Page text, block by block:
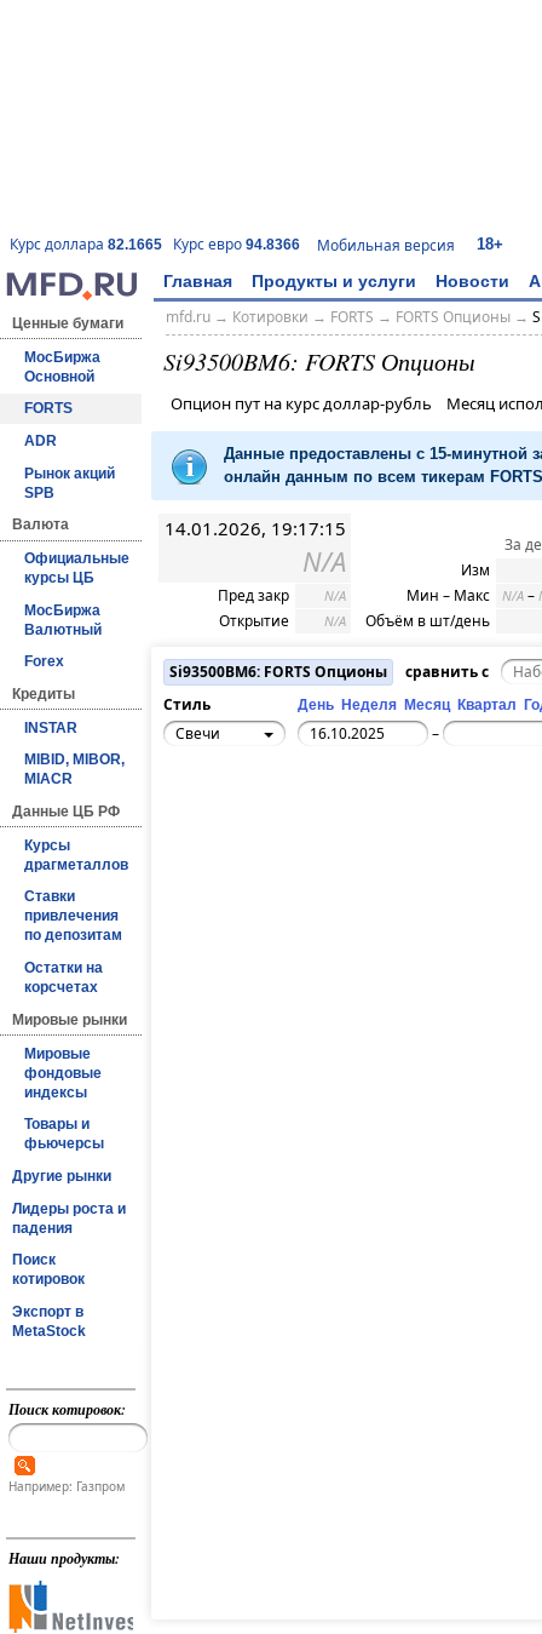
Курс доллара 82.1665 Курс евро 94.8366 Мобильная версия 18+
Главная Продукты и услуги Новости
Ценные бумаги
МосБиржа
Основной
FORTS
ADR
Рынок акций
SPB
Валюта
Официальные
курсы ЦБ
МосБиржа
Валютный
Forex
Кредиты
INSTAR
MIBID, MIBOR,
MIACR
Данные ЦБ РФ
Курсы
драгметаллов
Ставки
привлечения
по депозитам
Остатки на
корсчетах
Мировые рынки
Мировые
фондовые
индексы
Товары и
фьючерсы
Другие рынки
Лидеры роста и
падения
Поиск
котировок
Экспорт в
MetaStock
Поиск котировок:
Например: Газпром
Наши продукты:
mfd.ru→ Котировки → FORTS → FORTS Опционы→
Si93500BM6: FORTS Опционы
Опцион пут на курс доллар-рубль Месяц
Данные предоставлены с 15-минутной
онлайн данным по всем тикерам
14.01.2026, 19:17:15
N/A
Пред закр N/A
Открытие N/A
За
Изм
Мин – Макс
N/A –
Объём в шт/день
Si93500BM6: FORTS Опционы
сравнить с
Стиль
День Неделя Месяц Квартал
Свечи –